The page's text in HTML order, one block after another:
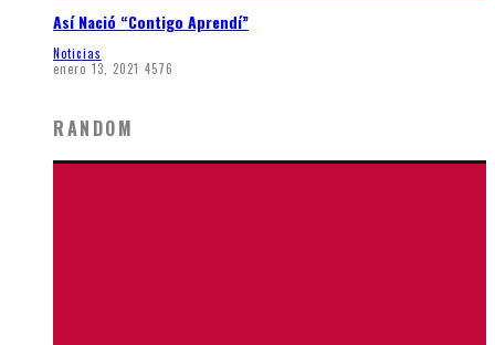
Así Nació “Contigo Aprendí”
Noticias
enero 13, 2021 4576
RANDOM